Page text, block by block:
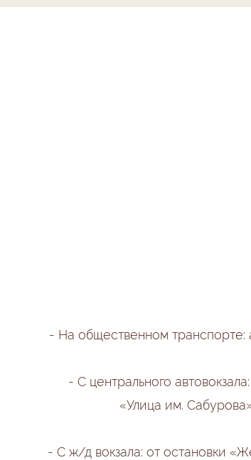
- На общественном транспорте:
- С центрального
«Улица им.
- С ж/д вокзала: от остановки